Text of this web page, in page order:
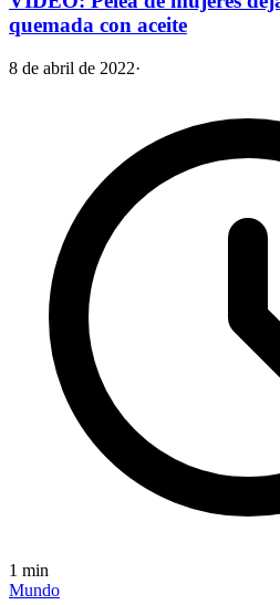
quemada con aceite
8 de abril de 2022·
1 min
Mundo